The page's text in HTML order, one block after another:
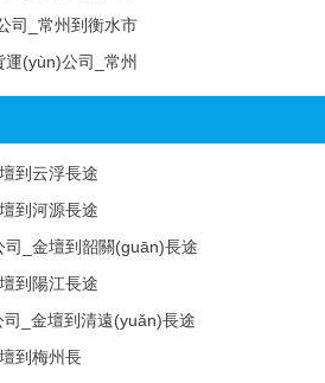
司_常州到衡水市
(yùn)公司_常州
到云浮長途
到河源長途
_金壇到韶關(guān)長途
到陽江長途
_金壇到清遠(yuǎn)長途
到梅州長